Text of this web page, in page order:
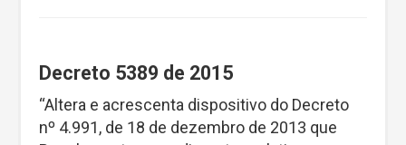
Decreto 5389 de 2015
“Altera e acrescenta dispositivo do Decreto
nº 4.991, de 18 de dezembro de 2013 que